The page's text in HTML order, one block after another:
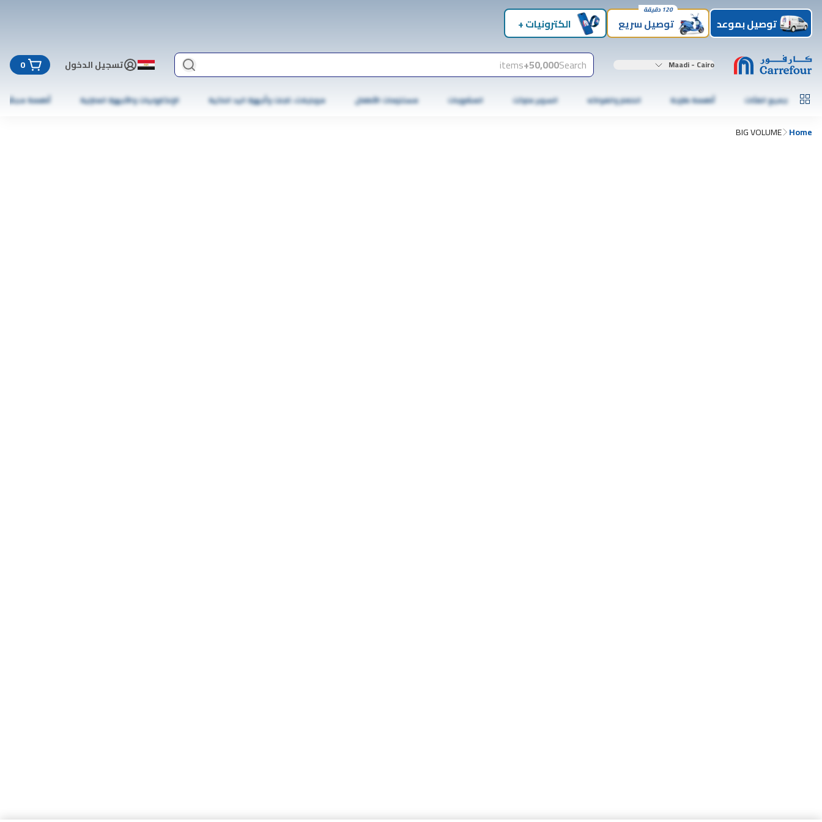
توصيل بموعد توصيل سريع
120 دقيقة
الكترونيات +
Maadi - Cairo
Search
50,000+
items تسجيل الدخول 0
جميع الفئات أطعمة طازجة الخضار والفواكه السوبر ماركت المشروبات مستلزمات الأطفال موبايلات، تابلت وأجهزة اليد الذكية الإلكترونيات والأجهزة المنزلية أطعمة مجمّدة
Home
BIG VOLUME